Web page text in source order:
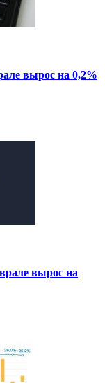
вырос на 0,2%
вырос на